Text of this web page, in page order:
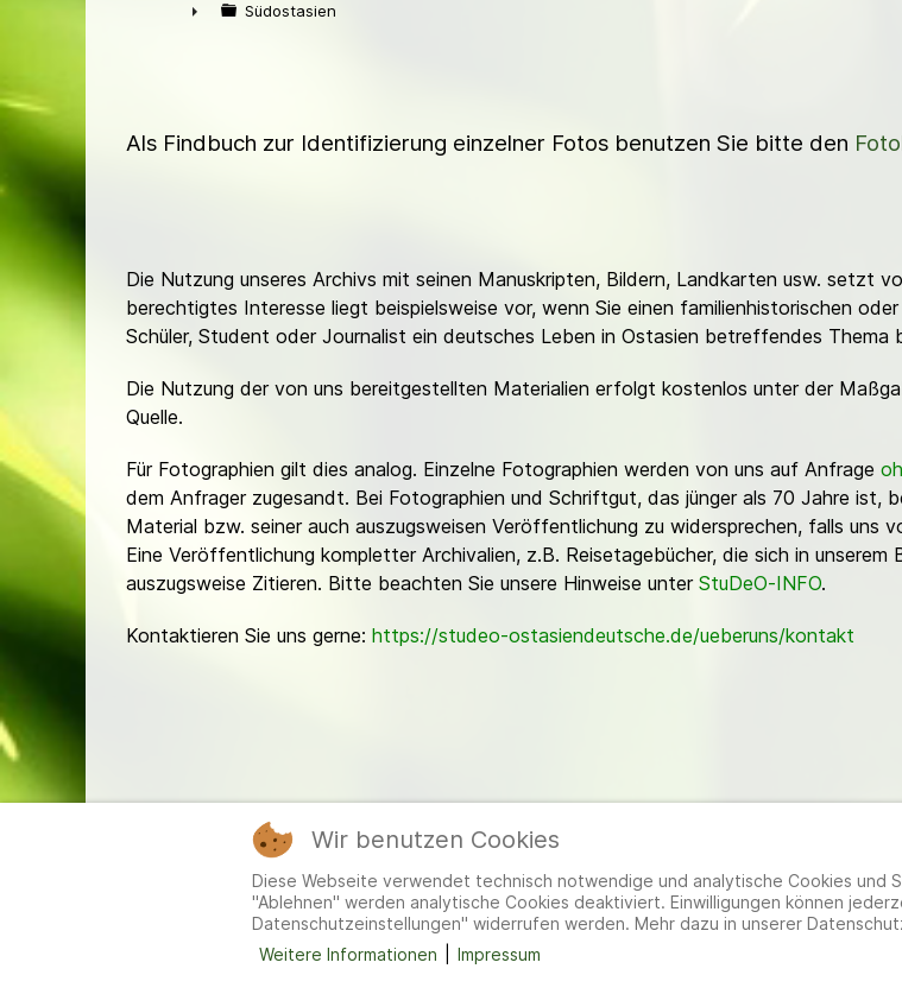
► Südostasien
Als Findbuch zur Identifizierung einzelner Fotos benutzen Sie bitte den
Die Nutzung unseres Archivs mit seinen Manuskripten, Bildern, Landkarten usw. setzt
berechtigtes Interesse liegt beispielsweise vor, wenn Sie einen familienhistorischen
Schüler, Student oder Journalist ein deutsches Leben in Ostasien betreffendes Thema
Die Nutzung der von uns bereitgestellten Materialien erfolgt kostenlos unter der
Quelle.
Für Fotographien gilt dies analog. Einzelne Fotographien werden von uns auf Anfrage
dem Anfrager zugesandt. Bei Fotographien und Schriftgut, das jünger als 70 Jahre ist,
Material bzw. seiner auch auszugsweisen Veröffentlichung zu widersprechen, falls uns
Eine Veröffentlichung kompletter Archivalien, z.B. Reisetagebücher, die sich in
auszugsweise Zitieren. Bitte beachten Sie unsere Hinweise unter StuDeO-INFO.
Kontaktieren Sie uns gerne: https://studeo-ostasiendeutsche.de/ueberuns/kontakt
Mitglieder
Wir benutzen Cookies
Diese Webseite verwendet technisch notwendige und analytische Cookies und
"Ablehnen" werden analytische Cookies deaktiviert. Einwilligungen können
Datenschutzeinstellungen" widerrufen werden. Mehr dazu in unserer
Weitere Informationen Impressum